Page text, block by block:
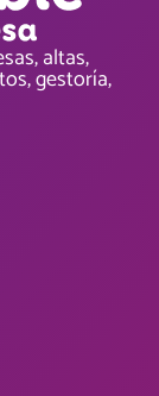
altas,
gestoría,